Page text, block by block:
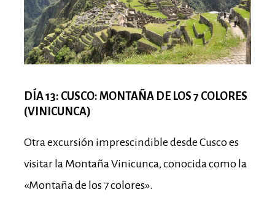
DÍA 13: CUSCO: MONTAÑA DE LOS 7 COLORES
(VINICUNCA)
Otra excursión imprescindible desde Cusco es
visitar la Montaña Vinicunca, conocida como la
«Montaña de los 7 colores».